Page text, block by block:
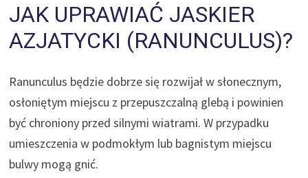
JAK UPRAWIAĆ JASKIER
AZJATYCKI (RANUNCULUS)?
Ranunculus będzie dobrze się rozwijał w słonecznym,
osłoniętym miejscu z przepuszczalną glebą i powinien
być chroniony przed silnymi wiatrami. W przypadku
umieszczenia w podmokłym lub bagnistym miejscu
bulwy mogą gnić.